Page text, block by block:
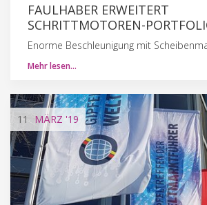
FAULHABER ERWEITERT
SCHRITTMOTOREN-
Enorme Beschleunigung mit
Mehr lesen…
11 MÄRZ '19